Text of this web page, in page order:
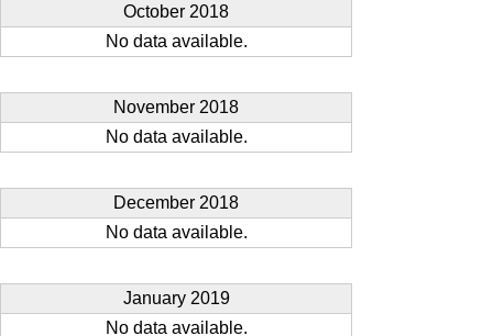
October 2018
No data available.
November 2018
No data available.
December 2018
No data available.
January 2019
No data available.